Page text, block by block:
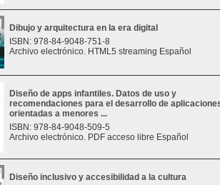
Dibujo y arquitectura en la era digital
ISBN: 978-84-9048-751-8
Archivo electrónico. HTML5 streaming Español
Diseño de apps infantiles. Datos de uso y
recomendaciones para el desarrollo de
orientadas a menores ...
ISBN: 978-84-9048-509-5
Archivo electrónico. PDF acceso libre Español
Diseño inclusivo y accesibilidad a la cultura